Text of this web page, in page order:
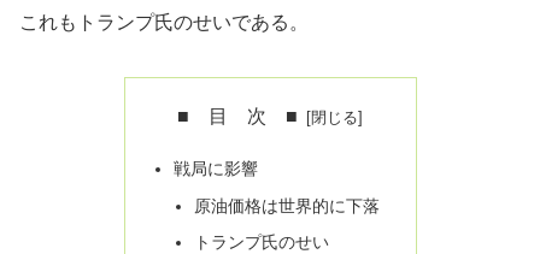
これもトランプ氏のせいである。
■ 目 次 ■
戦局に影響
原油価格は世界的に下落
トランプ氏のせい